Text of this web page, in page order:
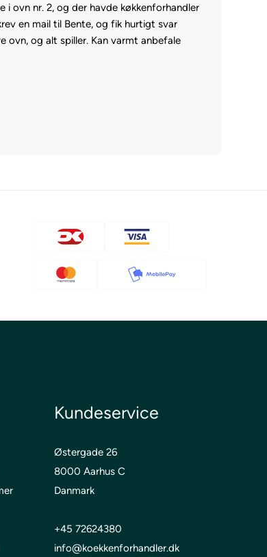
ovn nr. 2, og der havde køkkenforhandler
en mail til Bente, og fik hurtigt svar
ovn, og alt spiller. Kan varmt anbefale
Kundeservice
Østergade 26
8000 Aarhus C
Danmark
+45 72624380
info@koekkenforhandler.dk